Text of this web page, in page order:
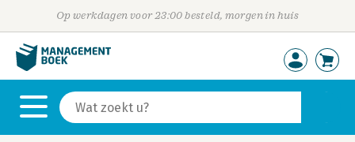
Op werkdagen voor 23:00 besteld, morgen in huis